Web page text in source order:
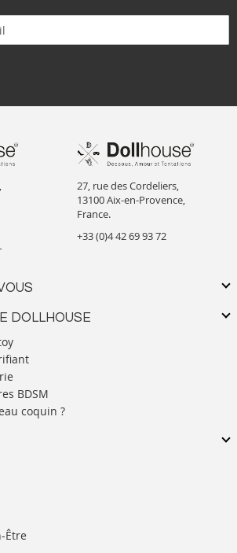
DOLLHOUSE
BDSM
coquin ?
Être
27, rue des Cordeliers,
13100 Aix-en-Provence,
France.
+33 (0)4 42 69 93 72